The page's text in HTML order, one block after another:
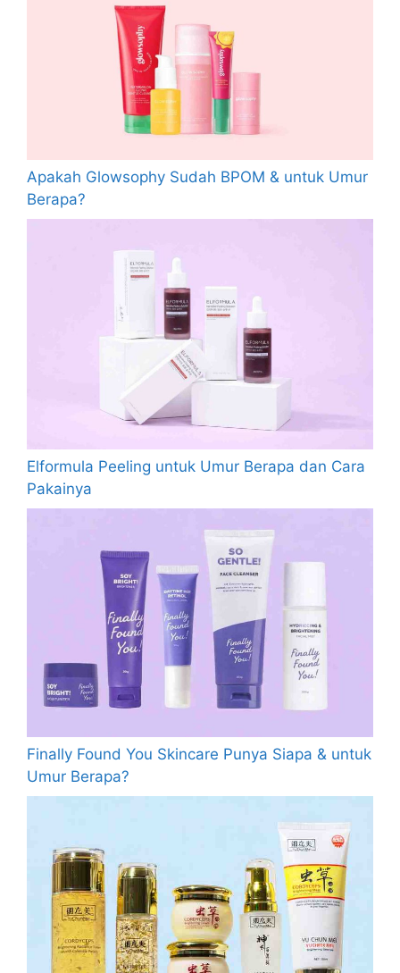
Apakah Glowsophy Sudah BPOM & untuk Umur
Berapa?
Elformula Peeling untuk Umur Berapa dan Cara
Pakainya
Finally Found You Skincare Punya Siapa & untuk
Umur Berapa?